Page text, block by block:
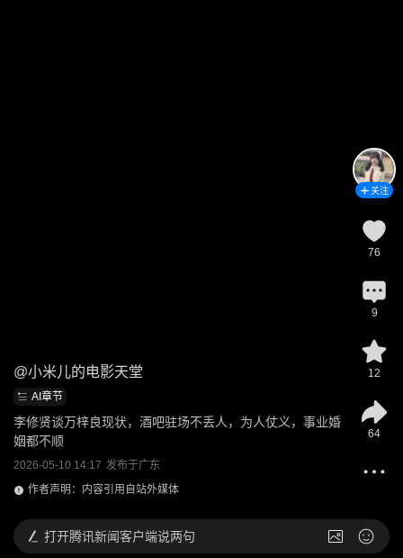
@小米儿的电影天堂
AI章节
李修贤谈万梓良现状，酒吧驻场不丢人，为人仗义，事业婚
姻都不顺
2026-05-10 14:17 发布于广东
作者声明：内容引用自站外媒体
关注
76
9
12
64
打开腾讯新闻客户端说两句